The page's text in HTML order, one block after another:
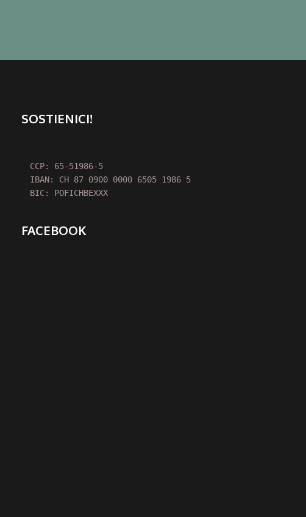
SOSTIENICI!
CCP: 65-51986-5
IBAN: CH 87 0900 0000 6505 1986 5
BIC: POFICHBEXXX
FACEBOOK